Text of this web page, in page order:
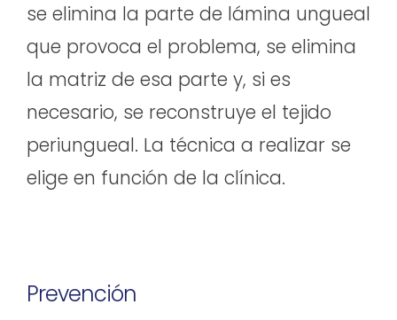
se elimina la parte de lámina ungueal
que provoca el problema, se elimina
la matriz de esa parte y, si es
necesario, se reconstruye el tejido
periungueal. La técnica a realizar se
elige en función de la clínica.
Prevención